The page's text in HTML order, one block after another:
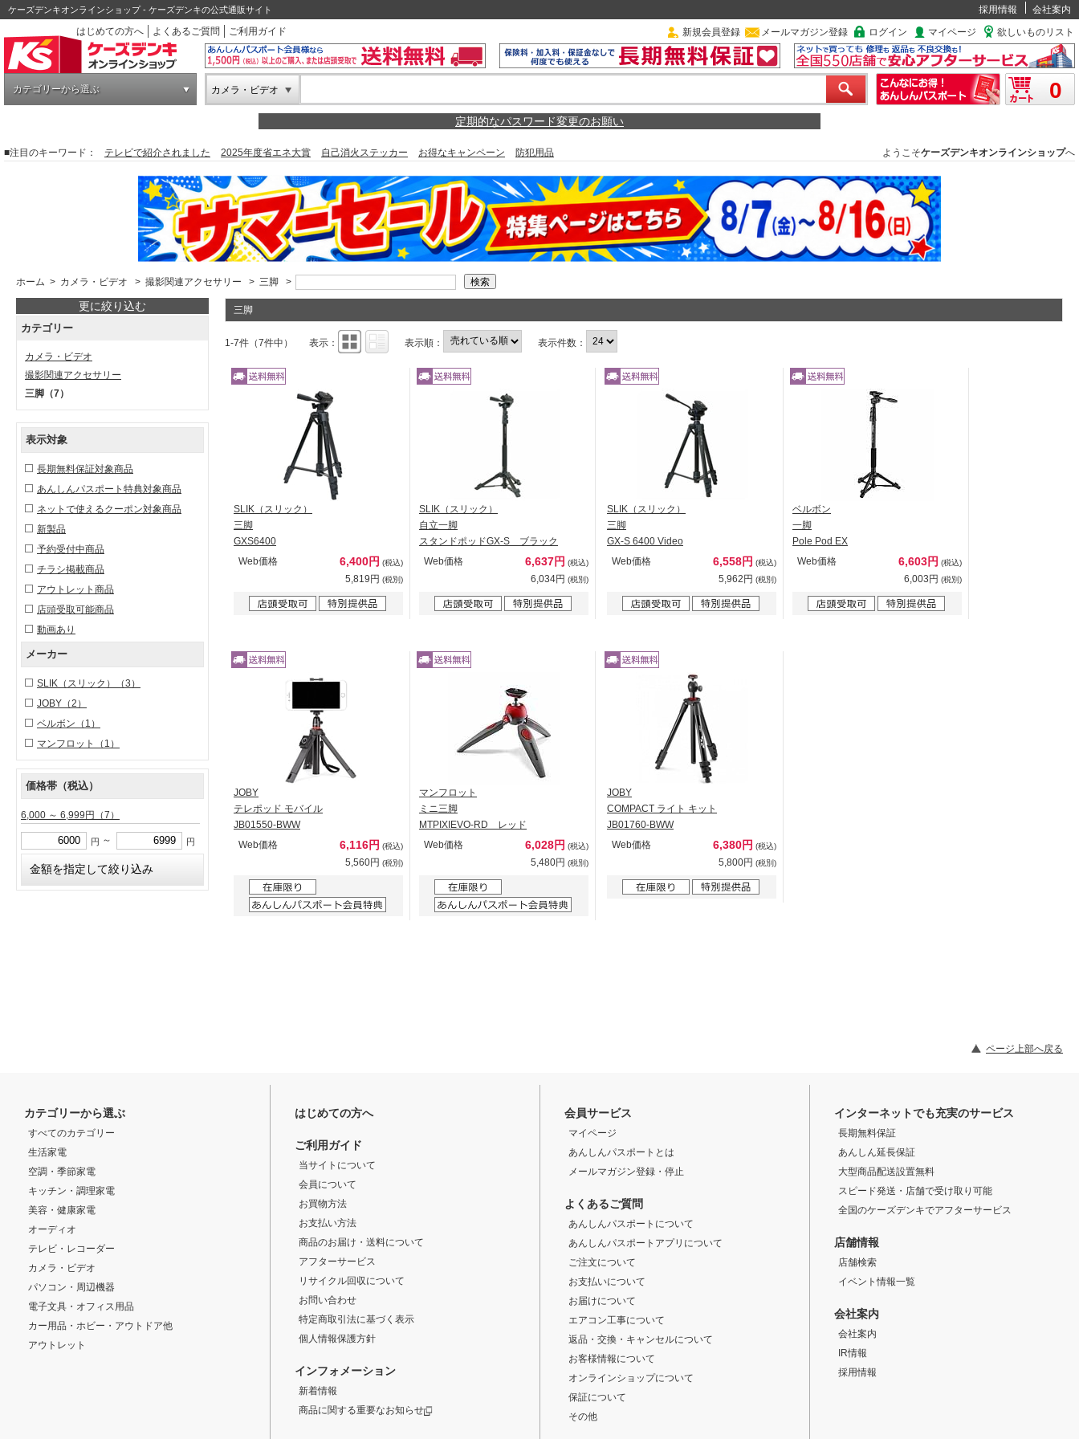
ケーズデンキオンラインショップ - ケーズデンキの公式通販サイト 採用情報
会社案内
はじめての方へ
よくあるご質問 ご利用ガイド 新規会員登録 メールマガジン登録 ログイン マイページ 欲しいものリスト
カテゴリーから選ぶ カメラ・ビデオ 0
定期的なパスワード変更のお願い
■注目のキーワード： テレビで紹介されました 2025年度省エネ大賞 自己消火ステッカー お得なキャンペーン 防犯用品 ようこそケーズデンキオンラインショップへ
ホーム > カメラ・ビデオ > 撮影関連アクセサリー > 三脚 >
更に絞り込む
カテゴリー
カメラ・ビデオ
撮影関連アクセサリー
三脚 （7）
表示対象
長期無料保証対象商品
あんしんパスポート特典対象商品
ネットで使えるクーポン対象商品
新製品
予約受付中商品
チラシ掲載商品
アウトレット商品
店頭受取可能商品
動画あり
メーカー
SLIK（スリック）
（3）
JOBY （2）
ベルボン （1）
マンフロット
（1）
価格帯（税込）
6,000 ～ 6,999円 （7）
円 ～ 円
三脚
1-7件（7件中） 表示： 表示順： 表示件数：
SLIK（スリック）
三脚
GXS6400
Web価格
6,400円 (税込)
5,819円 (税別)
SLIK（スリック）
自立一脚
スタンドポッドGX-S ブラック
Web価格
6,637円 (税込)
6,034円 (税別)
SLIK（スリック）
三脚
GX-S 6400 Video
Web価格
6,558円 (税込)
5,962円 (税別)
ベルボン
一脚
Pole Pod EX
Web価格
6,603円 (税込)
6,003円 (税別)
JOBY
テレポッド モバイル
JB01550-BWW
Web価格
6,116円 (税込)
5,560円 (税別)
マンフロット
ミニ三脚
MTPIXIEVO-RD レッド
Web価格
6,028円 (税込)
5,480円 (税別)
JOBY
COMPACT ライト キット
JB01760-BWW
Web価格
6,380円 (税込)
5,800円 (税別)
ページ上部へ戻る
カテゴリーから選ぶ
すべてのカテゴリー
生活家電
空調・季節家電
キッチン・調理家電
美容・健康家電
オーディオ
テレビ・レコーダー
カメラ・ビデオ
パソコン・周辺機器
電子文具・オフィス用品
カー用品・ホビー・アウトドア他
アウトレット
はじめての方へ
ご利用ガイド
当サイトについて
会員について
お買物方法
お支払い方法
商品のお届け・送料について
アフターサービス
リサイクル回収について
お問い合わせ
特定商取引法に基づく表示
個人情報保護方針
インフォメーション
新着情報
商品に関する重要なお知らせ
会員サービス
マイページ
あんしんパスポートとは
メールマガジン登録・停止
よくあるご質問
あんしんパスポートについて
あんしんパスポートアプリについて
ご注文について
お支払いについて
お届けについて
エアコン工事について
返品・交換・キャンセルについて
お客様情報について
オンラインショップについて
保証について
その他
インターネットでも充実のサービス
長期無料保証
あんしん延長保証
大型商品配送設置無料
スピード発送・店舗で受け取り可能
全国のケーズデンキでアフターサービス
店舗情報
店舗検索
イベント情報一覧
会社案内
会社案内
IR情報
採用情報